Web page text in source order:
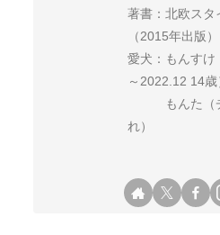
著書：北欧スタ
（2015年出版）
愛犬：もんす
～2022.12 14歳
もんた（チ
れ）